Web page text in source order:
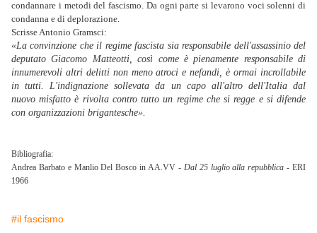
condannare i metodi del fascismo. Da ogni parte si levarono voci solenni di
condanna e di deplorazione.
Scrisse Antonio Gramsci:
«La convinzione che il regime fascista sia responsabile dell'assassinio del
deputato Giacomo Matteotti, così come è pienamente responsabile di
innumerevoli altri delitti non meno atroci e nefandi, è ormai incrollabile
in tutti. L'indignazione sollevata da un capo all'altro dell'Italia dal
nuovo misfatto è rivolta contro tutto un regime che si regge e si difende
con organizzazioni brigantesche».
Bibliografia:
Andrea Barbato e Manlio Del Bosco in AA.VV - Dal 25 luglio alla repubblica - ERI
1966
#il fascismo